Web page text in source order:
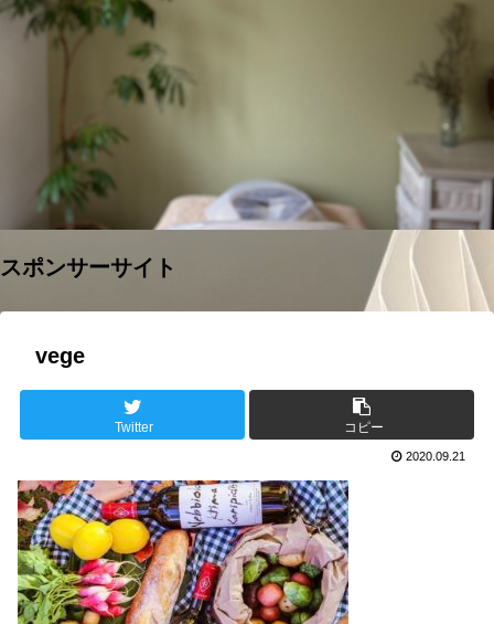
スポンサーサイト
vege
Twitter コピー
2020.09.21